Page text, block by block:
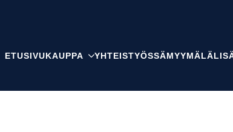
ETUSIVUKAUPPA YHTEISTYÖSSÄMYYMÄLÄ